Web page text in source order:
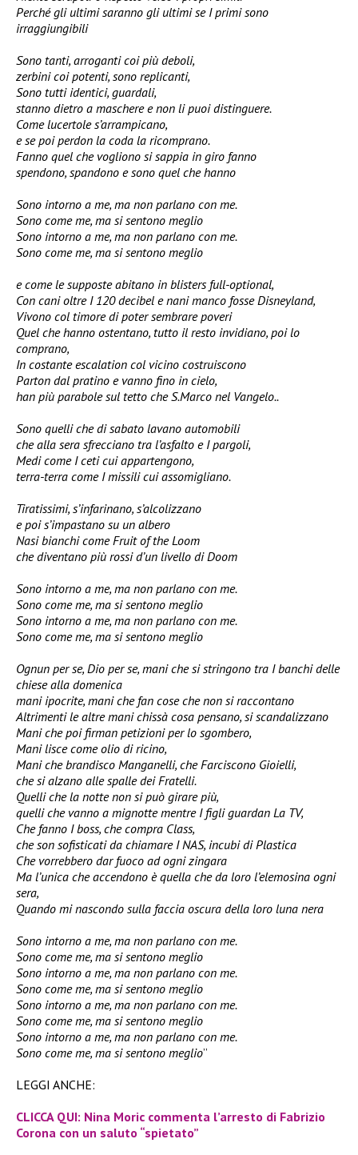
Perché gli ultimi saranno gli ultimi se I primi sono
irraggiungibili
Sono tanti, arroganti coi più deboli,
zerbini coi potenti, sono replicanti,
Sono tutti identici, guardali,
stanno dietro a maschere e non li puoi distinguere.
Come lucertole s’arrampicano,
e se poi perdon la coda la ricomprano.
Fanno quel che vogliono si sappia in giro fanno
spendono, spandono e sono quel che hanno
Sono intorno a me, ma non parlano con me.
Sono come me, ma si sentono meglio
Sono intorno a me, ma non parlano con me.
Sono come me, ma si sentono meglio
e come le supposte abitano in blisters full-optional,
Con cani oltre I 120 decibel e nani manco fosse Disneyland,
Vivono col timore di poter sembrare poveri
Quel che hanno ostentano, tutto il resto invidiano, poi lo
comprano,
In costante escalation col vicino costruiscono
Parton dal pratino e vanno fino in cielo,
han più parabole sul tetto che S.Marco nel Vangelo..
Sono quelli che di sabato lavano automobili
che alla sera sfrecciano tra l’asfalto e I pargoli,
Medi come I ceti cui appartengono,
terra-terra come I missili cui assomigliano.
Tiratissimi, s’infarinano, s’alcolizzano
e poi s’impastano su un albero
Nasi bianchi come Fruit of the Loom
che diventano più rossi d’un livello di Doom
Sono intorno a me, ma non parlano con me.
Sono come me, ma si sentono meglio
Sono intorno a me, ma non parlano con me.
Sono come me, ma si sentono meglio
Ognun per se, Dio per se, mani che si stringono tra I banchi delle
chiese alla domenica
mani ipocrite, mani che fan cose che non si raccontano
Altrimenti le altre mani chissà cosa pensano, si scandalizzano
Mani che poi firman petizioni per lo sgombero,
Mani lisce come olio di ricino,
Mani che brandisco Manganelli, che Farciscono Gioielli,
che si alzano alle spalle dei Fratelli.
Quelli che la notte non si può girare più,
quelli che vanno a mignotte mentre I figli guardan La TV,
Che fanno I boss, che compra Class,
che son sofisticati da chiamare I NAS, incubi di Plastica
Che vorrebbero dar fuoco ad ogni zingara
Ma l’unica che accendono è quella che da loro l’elemosina ogni
sera,
Quando mi nascondo sulla faccia oscura della loro luna nera
Sono intorno a me, ma non parlano con me.
Sono come me, ma si sentono meglio
Sono intorno a me, ma non parlano con me.
Sono come me, ma si sentono meglio
Sono intorno a me, ma non parlano con me.
Sono come me, ma si sentono meglio
Sono intorno a me, ma non parlano con me.
Sono come me, ma si sentono meglio”
LEGGI ANCHE:
CLICCA QUI: Nina Moric commenta l’arresto di Fabrizio
Corona con un saluto “spietato”